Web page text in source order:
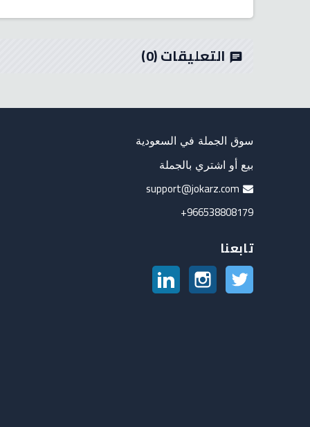
chat التعليقات(0)
سوق الجملة في السعودية
بيع أو اشتري بالجملة
support@jokarz.com
966538808179+
تابعنا
تويتر انستغرام